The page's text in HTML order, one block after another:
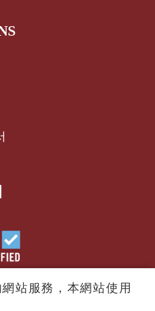
站服務，本網站使用